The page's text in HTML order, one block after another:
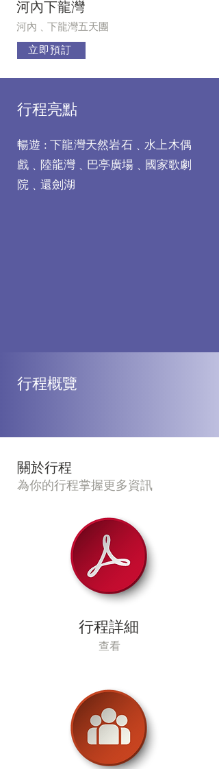
河內下龍灣
河內﹑下龍灣五天團
立即預訂
行程亮點
暢遊 : 下龍灣天然岩石﹑水上木偶
戲﹑陸龍灣﹑巴亭廣場﹑國家歌劇
院﹑還劍湖
行程概覽
​關於行程
為你的行程掌握更多資訊
行程詳細
查看